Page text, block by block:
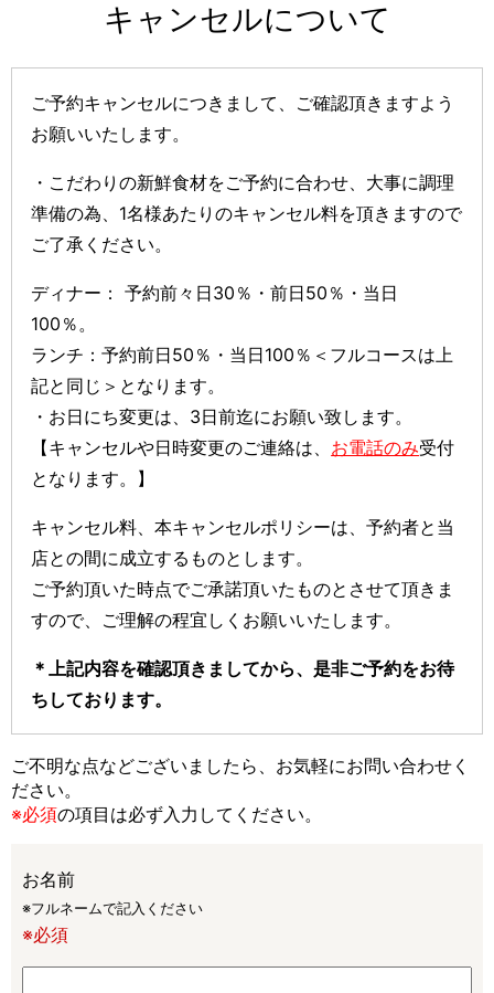
キャンセルについて
ご予約キャンセルにつきまして、ご確認頂きますよう
お願いいたします。
・こだわりの新鮮食材をご予約に合わせ、大事に調理
準備の為、 1名様あたりのキャンセル料を頂きますので
ご了承ください。
ディナー： 予約前々日30％・前日50％・当日
100％。
ランチ：予約前日50％・当日100％＜フルコースは上
記と同じ＞となります。
・お日にち変更は、3日前迄にお願い致します。
【キャンセルや日時変更のご連絡は、 お電話のみ受付
となります。】
キャンセル料、本キャンセルポリシーは、予約者と当
店との間に成立するものとします。
ご予約頂いた時点でご承諾頂いたものとさせて頂きま
すので、 ご理解の程宜しくお願いいたします。
＊上記内容を確認頂きましてから、是非ご予約をお待
ちしております。
ご不明な点などございましたら、お気軽にお問い合わせく
ださい。
※必須の項目は必ず入力してください。
お名前
※フルネームで記入ください
※必須